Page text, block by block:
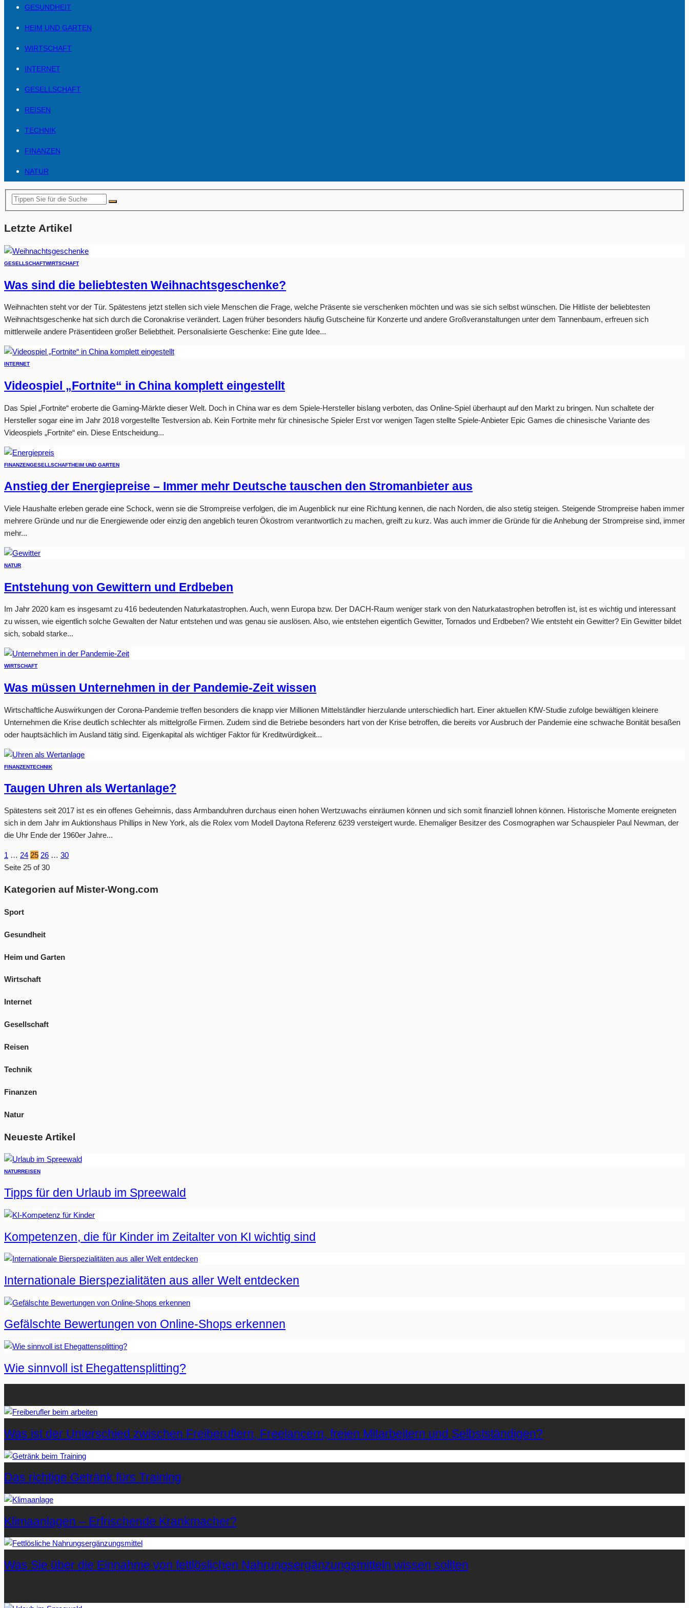
GESUNDHEIT
HEIM UND GARTEN
WIRTSCHAFT
INTERNET
GESELLSCHAFT
REISEN
TECHNIK
FINANZEN
NATUR
Letzte Artikel
GESELLSCHAFTWIRTSCHAFT
Was sind die beliebtesten Weihnachtsgeschenke?
Weihnachten steht vor der Tür. Spätestens jetzt stellen sich viele Menschen die Frage, welche Präsente sie verschenken möchten und was sie sich selbst wünschen. Die Hitliste der beliebtesten
Weihnachtsgeschenke hat sich durch die Coronakrise verändert. Lagen früher besonders häufig Gutscheine für Konzerte und andere Großveranstaltungen unter dem Tannenbaum, erfreuen sich
mittlerweile andere Präsentideen großer Beliebtheit. Personalisierte Geschenke: Eine gute Idee...
INTERNET
Videospiel „Fortnite“ in China komplett eingestellt
Das Spiel „Fortnite“ eroberte die Gaming-Märkte dieser Welt. Doch in China war es dem Spiele-Hersteller bislang verboten, das Online-Spiel überhaupt auf den Markt zu bringen. Nun schaltete der
Hersteller sogar eine im Jahr 2018 vorgestellte Testversion ab. Kein Fortnite mehr für chinesische Spieler Erst vor wenigen Tagen stellte Spiele-Anbieter Epic Games die chinesische Variante des
Videospiels „Fortnite“ ein. Diese Entscheidung...
FINANZENGESELLSCHAFTHEIM UND GARTEN
Anstieg der Energiepreise – Immer mehr Deutsche tauschen den Stromanbieter aus
Viele Haushalte erleben gerade eine Schock, wenn sie die Strompreise verfolgen, die im Augenblick nur eine Richtung kennen, die nach Norden, die also stetig steigen. Steigende Strompreise haben immer
mehrere Gründe und nur die Energiewende oder einzig den angeblich teuren Ökostrom verantwortlich zu machen, greift zu kurz. Was auch immer die Gründe für die Anhebung der Strompreise sind, immer
mehr...
NATUR
Entstehung von Gewittern und Erdbeben
Im Jahr 2020 kam es insgesamt zu 416 bedeutenden Naturkatastrophen. Auch, wenn Europa bzw. Der DACH-Raum weniger stark von den Naturkatastrophen betroffen ist, ist es wichtig und interessant
zu wissen, wie eigentlich solche Gewalten der Natur entstehen und was genau sie auslösen. Also, wie entstehen eigentlich Gewitter, Tornados und Erdbeben? Wie entsteht ein Gewitter? Ein Gewitter bildet
sich, sobald starke...
WIRTSCHAFT
Was müssen Unternehmen in der Pandemie-Zeit wissen
Wirtschaftliche Auswirkungen der Corona-Pandemie treffen besonders die knapp vier Millionen Mittelständler hierzulande unterschiedlich hart. Einer aktuellen KfW-Studie zufolge bewältigen kleinere
Unternehmen die Krise deutlich schlechter als mittelgroße Firmen. Zudem sind die Betriebe besonders hart von der Krise betroffen, die bereits vor Ausbruch der Pandemie eine schwache Bonität besaßen
oder hauptsächlich im Ausland tätig sind. Eigenkapital als wichtiger Faktor für Kreditwürdigkeit...
FINANZENTECHNIK
Taugen Uhren als Wertanlage?
Spätestens seit 2017 ist es ein offenes Geheimnis, dass Armbanduhren durchaus einen hohen Wertzuwachs einräumen können und sich somit finanziell lohnen können. Historische Momente ereigneten
sich in dem Jahr im Auktionshaus Phillips in New York, als die Rolex vom Modell Daytona Referenz 6239 versteigert wurde. Ehemaliger Besitzer des Cosmographen war Schauspieler Paul Newman, der
die Uhr Ende der 1960er Jahre...
1 … 24 25 26 … 30
Seite 25 of 30
Kategorien auf Mister-Wong.com
Sport
Gesundheit
Heim und Garten
Wirtschaft
Internet
Gesellschaft
Reisen
Technik
Finanzen
Natur
Neueste Artikel
NATURREISEN
Tipps für den Urlaub im Spreewald
Kompetenzen, die für Kinder im Zeitalter von KI wichtig sind
Internationale Bierspezialitäten aus aller Welt entdecken
Gefälschte Bewertungen von Online-Shops erkennen
Wie sinnvoll ist Ehegattensplitting?
Was ist der Unterschied zwischen Freiberuflern, Freelancern, freien Mitarbeitern und Selbstständigen?
Das richtige Getränk fürs Training
Klimaanlagen – Erfrischende Krankmacher?
Was Sie über die Einnahme von fettlöslichen Nahrungsergänzungsmitteln wissen sollten